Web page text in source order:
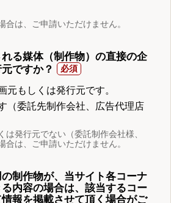
は、ご申請いただけません。
る媒体（制作物）の直接の企
ですか？
元もしくは発行元です。
（委託先制作会社、広告代理店
発行元でない（委託制作会社様、
合は、ご申請いただけません。
制作物が、当サイト各コーナ
内容の場合は、該当するコー
報を掲載させて頂く場合がご